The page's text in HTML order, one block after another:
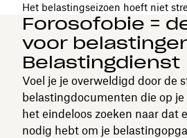
Het belastingseizoen hoeft niet
Forosofobie =
voor
Belastingdienst
Voel je je overweldigd door de
belastingdocumenten die op
het eindeloos zoeken naar dat
nodig hebt om je